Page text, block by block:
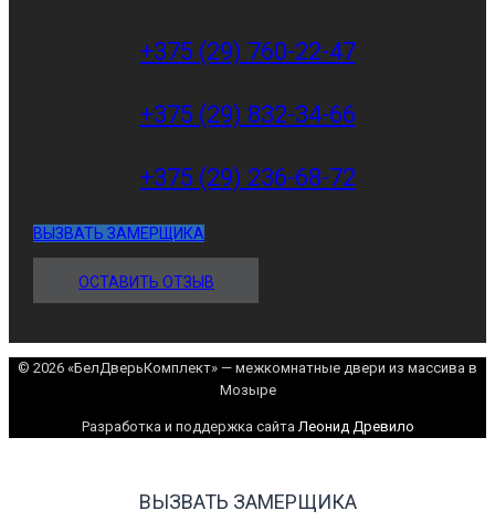
+375 (29) 760-22-47
+375 (29) 832-34-66
+375 (29) 236-68-72
ВЫЗВАТЬ ЗАМЕРЩИКА
ОСТАВИТЬ ОТЗЫВ
© 2026 «БелДверьКомплект» — межкомнатные двери из массива в
Мозыре
Разработка и поддержка сайта Леонид Древило
ВЫЗВАТЬ ЗАМЕРЩИКА